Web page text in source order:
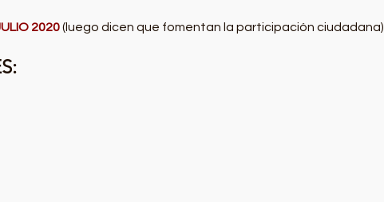
2020(luego dicen que fomentan la participación ciudadana)